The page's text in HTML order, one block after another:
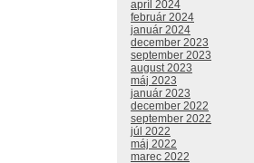
apríl 2024
február 2024
január 2024
december 2023
september 2023
august 2023
máj 2023
január 2023
december 2022
september 2022
júl 2022
máj 2022
marec 2022